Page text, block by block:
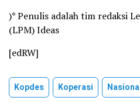
)* Penulis adalah tim redaksi
(LPM) Ideas
[edRW]
Kopdes Koperasi